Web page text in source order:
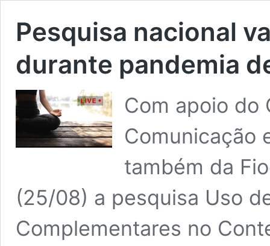
Pesquisa nacional
durante pandemia
Com apoio do
Comunicação
também da
(25/08) a pesquisa Uso
Complementares no